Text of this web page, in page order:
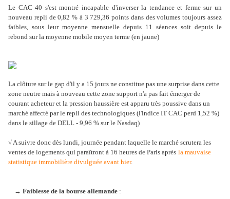
Le CAC 40 s'est montré incapable d'inverser la tendance et ferme sur un
nouveau repli de 0,82 % à 3 729,36 points dans des volumes toujours assez
faibles, sous leur moyenne mensuelle depuis 11 séances soit depuis le
rebond sur la moyenne mobile moyen terme (en jaune)
La clôture sur le gap d'il y a 15 jours ne constitue pas une surprise dans cette
zone neutre mais à nouveau cette zone support n'a pas fait émerger de
courant acheteur et la pression haussière est apparu très poussive dans un
marché affecté par le repli des technologiques (l'indice IT CAC perd 1,52 %)
dans le sillage de DELL - 9,96 % sur le Nasdaq)
√A suivre donc dès lundi, journée pendant laquelle le marché scrutera les
ventes de logements qui paraîtront à 16 heures de Paris après la mauvaise
statistique immobilière divulguée avant hier.
→ Faiblesse de la bourse allemande :